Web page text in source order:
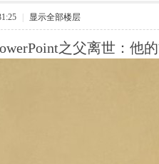
显示全部楼层
之父离世：他